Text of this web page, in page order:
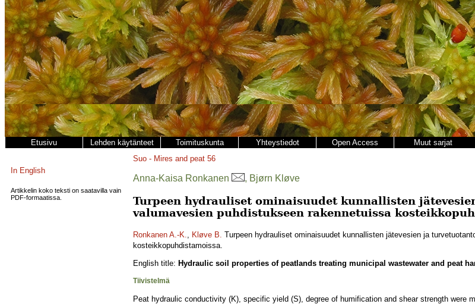
Etusivu Lehden käytänteet Toimituskunta Yhteystiedot Open Access Muut sarjat
In English
Artikkelin koko teksti on saatavilla vain
PDF-formaatissa.
Suo - Mires and peat 56
Anna-Kaisa Ronkanen , Bjørn Kløve
Turpeen hydrauliset ominaisuudet kunnallisten
valumavesien puhdistukseen rakennetuissa
Ronkanen A.-K., Kløve B. Turpeen hydrauliset ominaisuudet kunnallisten jätevesien ja
kosteikkopuhdistamoissa.
English title: Hydraulic soil properties of peatlands treating municipal wastewater and peat
Tiivistelmä
Peat hydraulic conductivity (K), specific yield (S), degree of humification and shear strength were